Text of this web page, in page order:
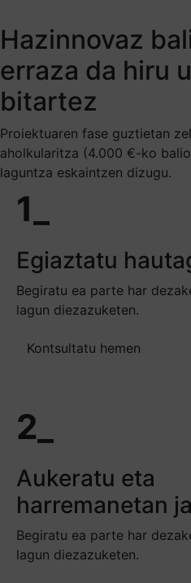
Hazinnovaz
erraza da hiru
bitartez
Proiektuaren fase guztietan
aholkularitza (4.000 €-ko
laguntza eskaintzen dizugu.
1_
Egiaztatu
Begiratu ea parte har
lagun diezazuketen.
Kontsultatu hemen
2_
Aukeratu eta
harremanetan
Begiratu ea parte har
lagun diezazuketen.